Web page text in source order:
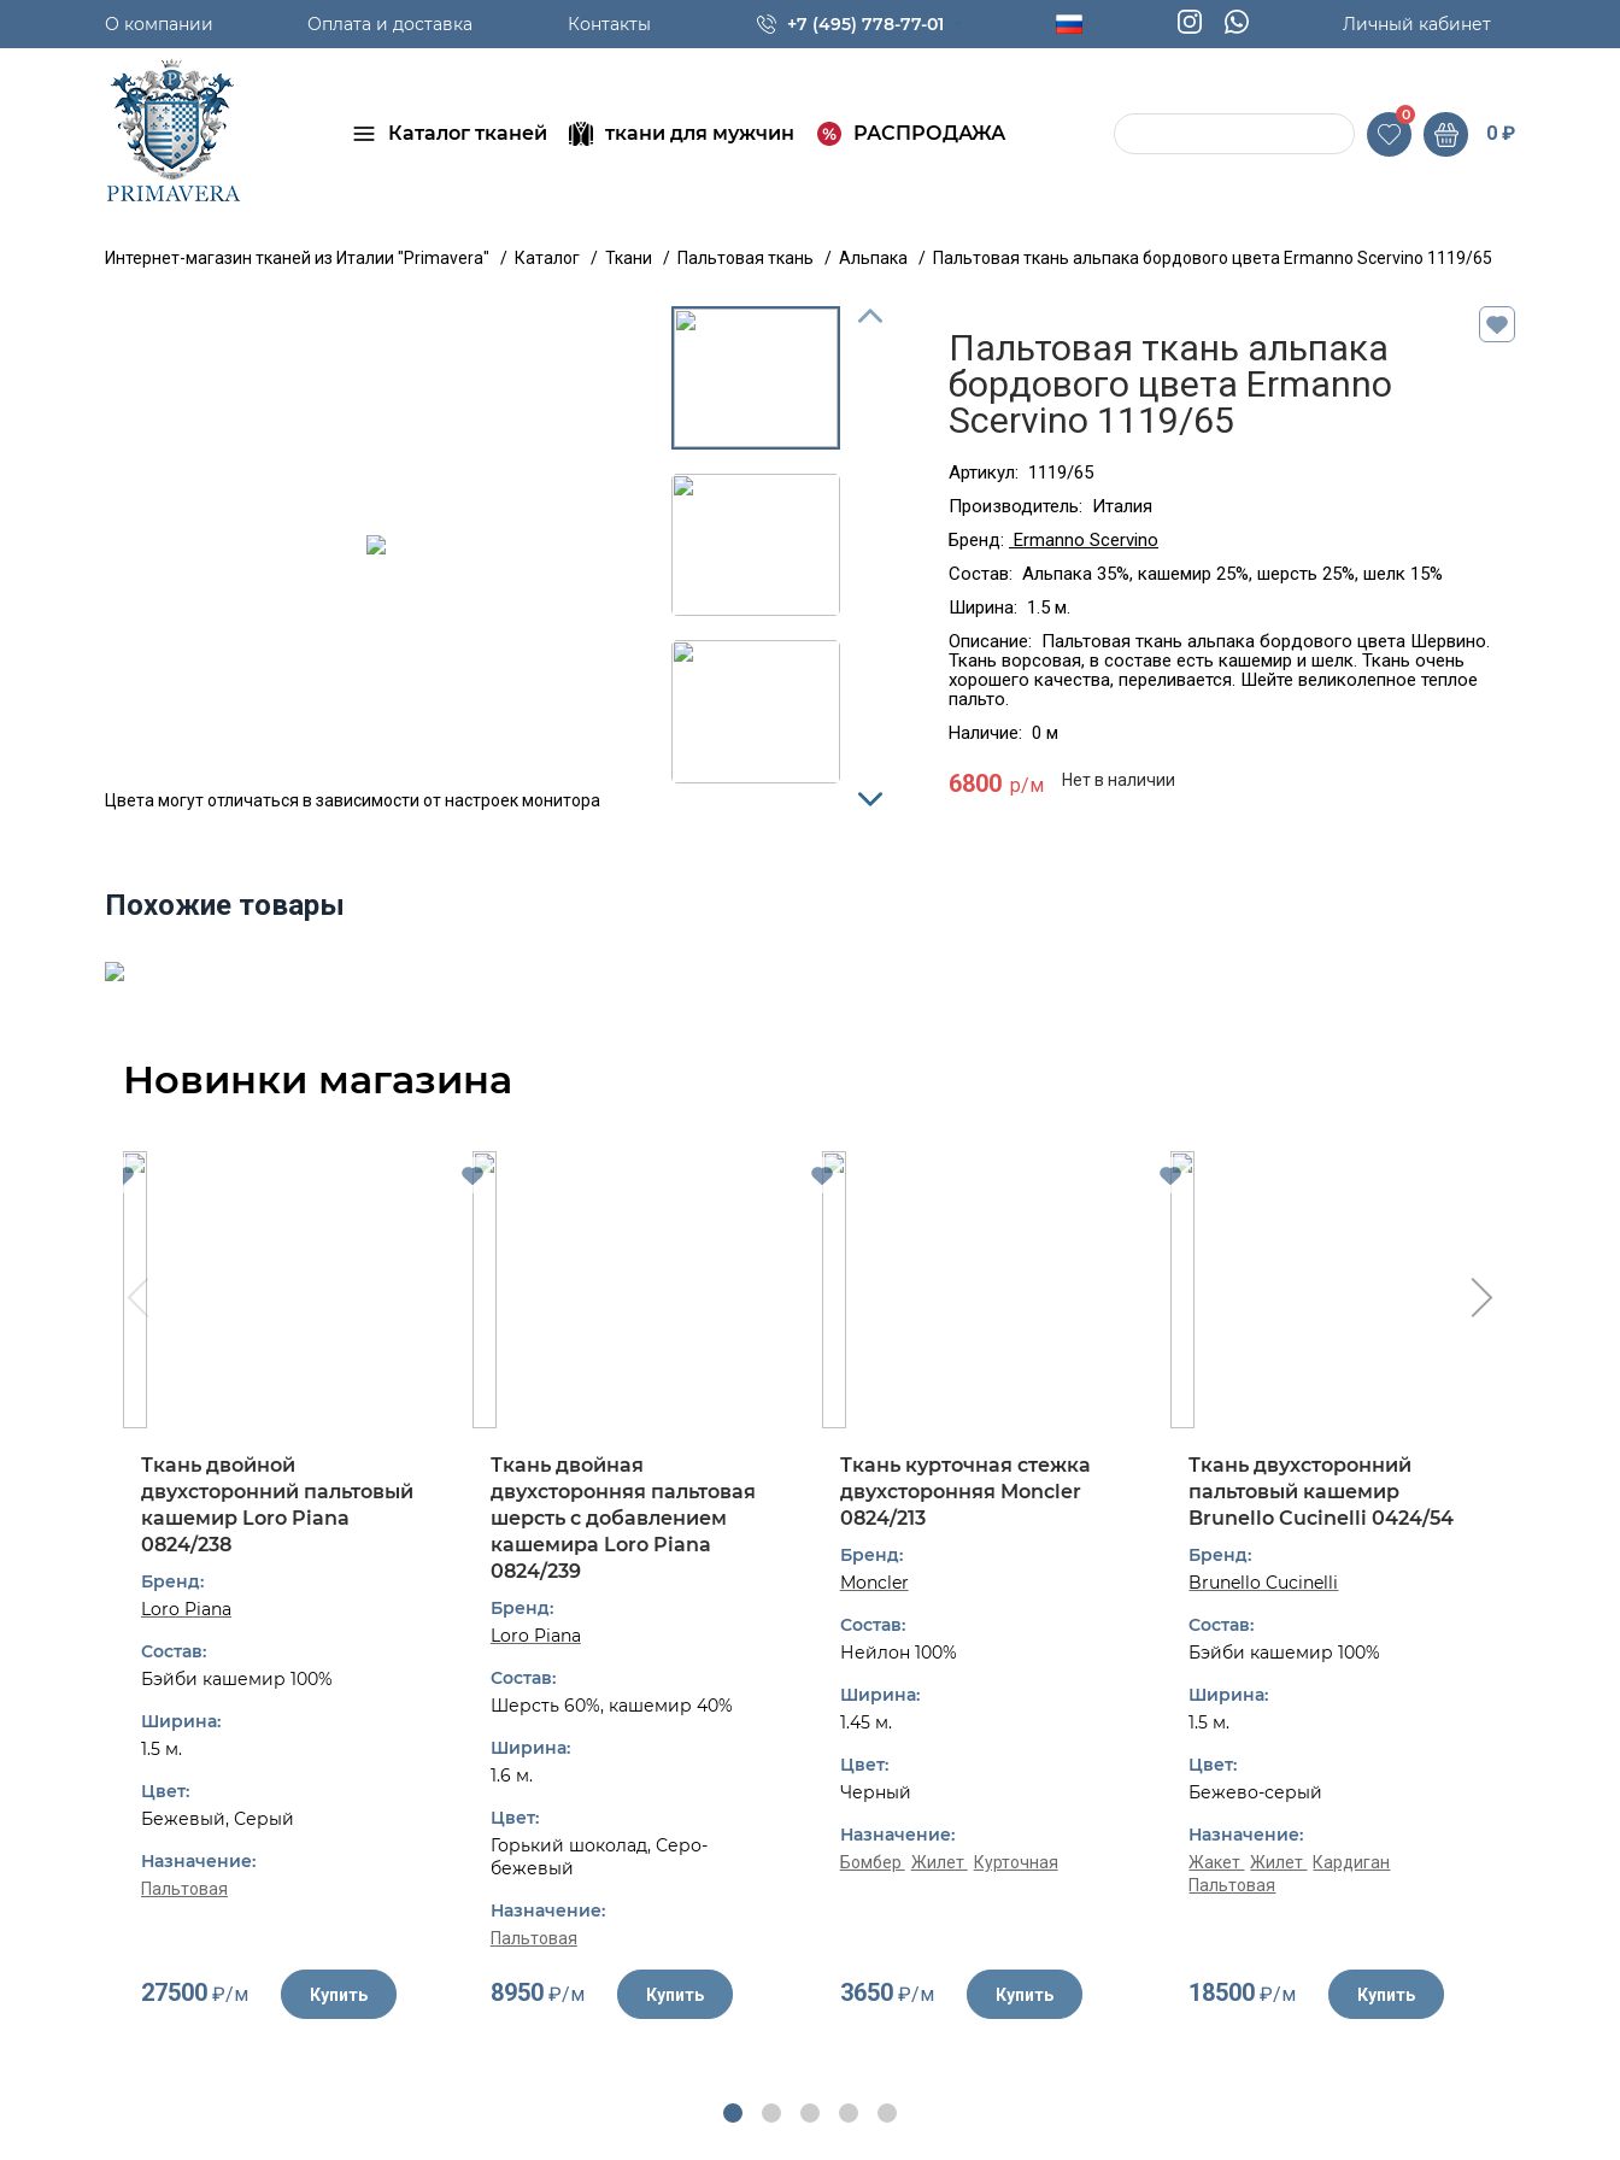
О компании Оплата и доставка Контакты +7 (495) 778-77-01 Личный кабинет
Каталог тканей ткани для мужчин РАСПРОДАЖА
0
0 ₽
Интернет-магазин тканей из Италии "Primavera" / Каталог / Ткани / Пальтовая ткань / Альпака / Пальтовая ткань альпака бордового цвета Ermanno Scervino 1119/65
Цвета могут отличаться в зависимости от настроек монитора
Пальтовая ткань альпака
бордового цвета Ermanno
Scervino 1119/65
Артикул: 1119/65
Производитель: Италия
Бренд: Ermanno Scervino
Состав: Альпака 35%, кашемир 25%, шерсть 25%, шелк 15%
Ширина: 1.5 м.
Описание: Пальтовая ткань альпака бордового цвета Шервино.
Ткань ворсовая, в составе есть кашемир и шелк. Ткань очень
хорошего качества, переливается. Шейте великолепное теплое
пальто.
Наличие: 0 м
6800 р/м Нет в наличии
Похожие товары
Новинки магазина
Ткань двойной
двухсторонний пальтовый
кашемир Loro Piana
0824/238
Бренд:
Loro Piana
Состав:
Бэйби кашемир 100%
Ширина:
1.5 м.
Цвет:
Бежевый, Серый
Назначение:
Пальтовая
27500 ₽/м Купить
Ткань двойная
двухсторонняя пальтовая
шерсть с добавлением
кашемира Loro Piana
0824/239
Бренд:
Loro Piana
Состав:
Шерсть 60%, кашемир 40%
Ширина:
1.6 м.
Цвет:
Горький шоколад, Серо-
бежевый
Назначение:
Пальтовая
8950₽/м Купить
Ткань курточная стежка
двухсторонняя Moncler
0824/213
Бренд:
Moncler
Состав:
Нейлон 100%
Ширина:
1.45 м.
Цвет:
Черный
Назначение:
Бомбер Жилет Курточная
3650₽/м Купить
Ткань двухсторонний
пальтовый кашемир
Brunello Cucinelli 0424/54
Бренд:
Brunello Cucinelli
Состав:
Бэйби кашемир 100%
Ширина:
1.5 м.
Цвет:
Бежево-серый
Назначение:
Жакет Жилет
Кардиган
Пальтовая
18500 ₽/м Купить